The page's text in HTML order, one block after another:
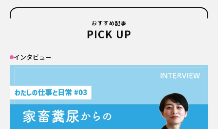
おすすめ記事
PICK UP
インタビュー